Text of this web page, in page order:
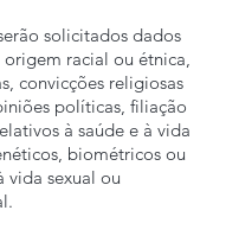
solicitados dados
origem racial ou étnica,
convicções religiosas
políticas, filiação
à saúde e à vida
biométricos ou
vida sexual ou